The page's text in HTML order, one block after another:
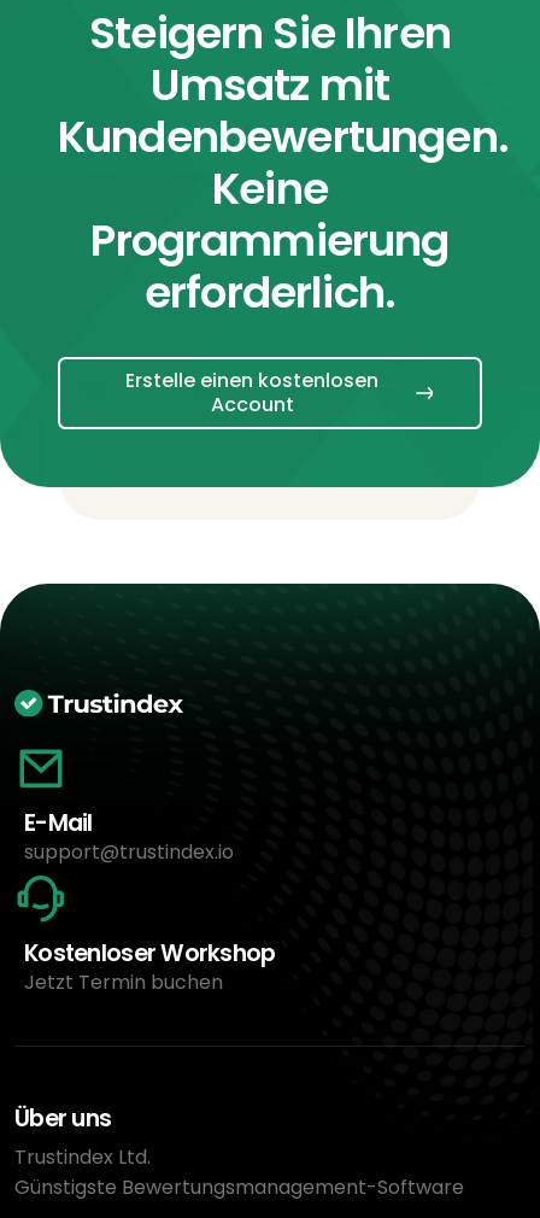
Steigern Sie Ihren
Umsatz mit
Kundenbewertungen.
Keine
Programmierung
erforderlich.
Erstelle einen kostenlosen
Account
E-Mail
support@trustindex.io
Kostenloser Workshop
Jetzt Termin buchen
Über uns
Trustindex Ltd.
Günstigste Bewertungsmanagement-Software